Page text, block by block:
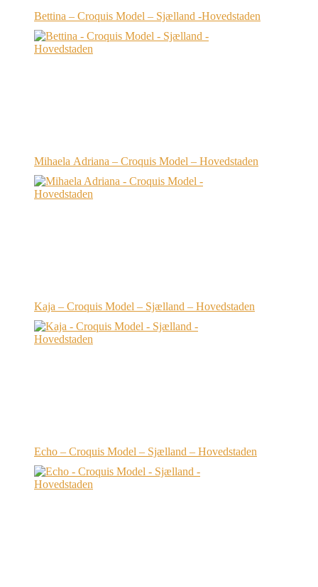
Bettina – Croquis Model – Sjælland -Hovedstaden
Mihaela Adriana – Croquis Model – Hovedstaden
Kaja – Croquis Model – Sjælland – Hovedstaden
Echo – Croquis Model – Sjælland – Hovedstaden